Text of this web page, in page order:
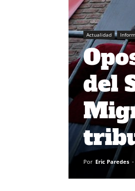
Actualidad
del
Por Eric Paredes -